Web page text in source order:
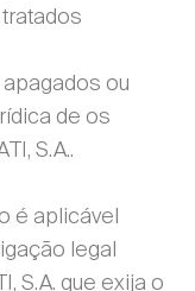
ou
de os
S.A..
é aplicável
legal
S.A. que exija o